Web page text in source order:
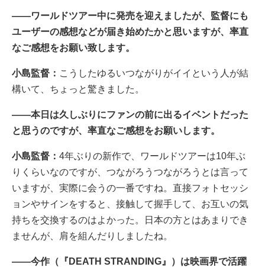
――ワールドツアー中に発売を迎えましたが、監督にも
ユーザーの感想などが届き始めたかと思いますが、率直
なご感想をお願い致します。
小島監督： こうしたゆるいつながりがイイという人が結
構いて、ちょっと驚きました。
――本日は久しぶりにファンの前に出るイベントだった
と思うのですが、率直なご感想をお願いします。
小島監督： 4年ぶりの新作で、ワールドツアーは10年ぶ
りくらいなのですが、つながろうつながろうとは言って
いますが、実際に会うの一番ですね。直接フォトセッシ
ョンやサインをすると、接触して握手して、お互いの気
持ちを交換するのはよかった。日本の方とはあまりでき
ませんが、肩を組んだりしましたね。
――今作（『DEATH STRANDING』）は映画界で活躍